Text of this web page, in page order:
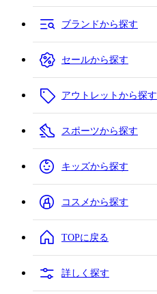
ブランドから探す
セールから探す
アウトレットから探す
スポーツから探す
キッズから探す
コスメから探す
TOPに戻る
詳しく探す